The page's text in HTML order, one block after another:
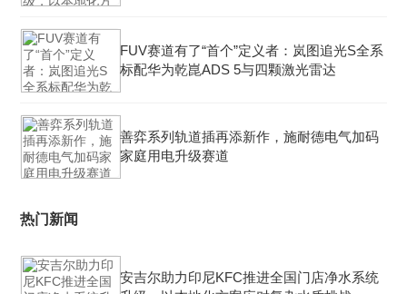
FUV赛道有了“首个”定义者：岚图追光S全系
标配华为乾崑ADS 5与四颗激光雷达
善弈系列轨道插再添新作，施耐德电气加码
家庭用电升级赛道
热门新闻
安吉尔助力印尼KFC推进全国门店净水系统